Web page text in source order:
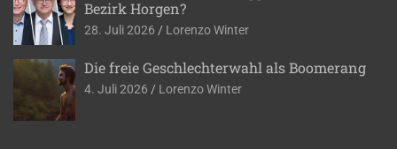
Bezirk Horgen?
28. Juli 2026 Lorenzo Winter
Die freie Geschlechterwahl als Boomerang
4. Juli 2026 Lorenzo Winter